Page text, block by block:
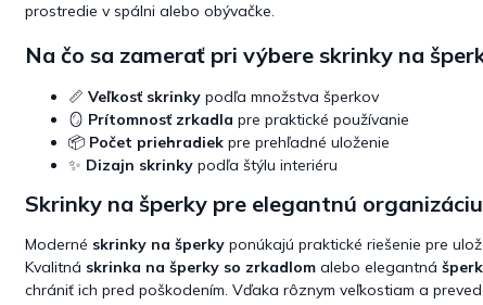
prostredie v spálni alebo obývačke.
Na čo sa zamerať pri výbere skrinky na
📏 Veľkosť skrinky podľa množstva šperkov
🪞 Prítomnosť zrkadla pre praktické používanie
📦 Počet priehradiek pre prehľadné uloženie
✨ Dizajn skrinky podľa štýlu interiéru
Skrinky na šperky pre elegantnú
Moderné skrinky na šperky ponúkajú praktické riešenie pre
Kvalitná skrinka na šperky so zrkadlom alebo elegantná
chrániť ich pred poškodením. Vďaka rôznym veľkostiam a